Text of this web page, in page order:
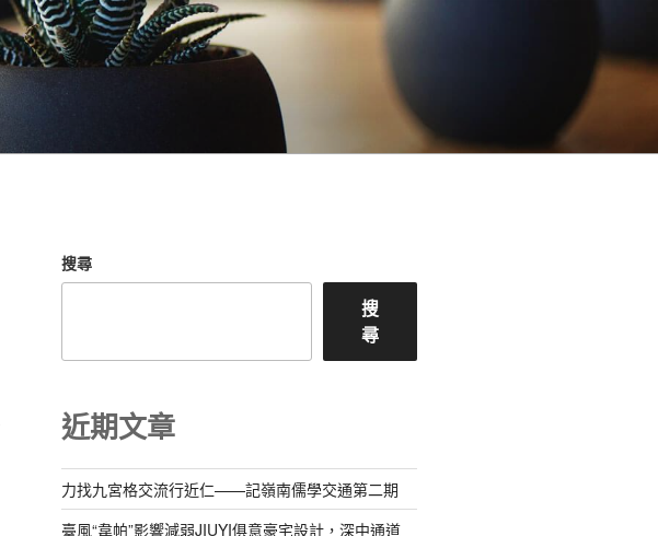
搜尋
搜
尋
近期文章
力找九宮格交流行近仁——記嶺南儒學交通第二期
臺風“韋帕”影響減弱JIUYI俱意豪宅設計，深中通道